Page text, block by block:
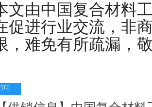
文由中国复合材料
促进行业交流，非
，难免有所疏漏，
印